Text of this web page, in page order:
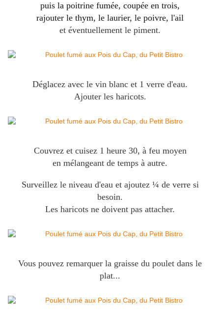
puis la poitrine fumée, coupée en trois,
rajouter le thym, le laurier, le poivre, l'ail
et éventuellement le piment.
Déglacez avec le vin blanc et 1 verre d'eau.
Ajouter les haricots.
Couvrez et cuisez 1 heure 30, à feu moyen
en mélangeant de temps à autre.
Surveillez le niveau d'eau et ajoutez ¼ de verre si
besoin.
Les haricots ne doivent pas attacher.
Vous pouvez remarquer la graisse du poulet dans le
plat...